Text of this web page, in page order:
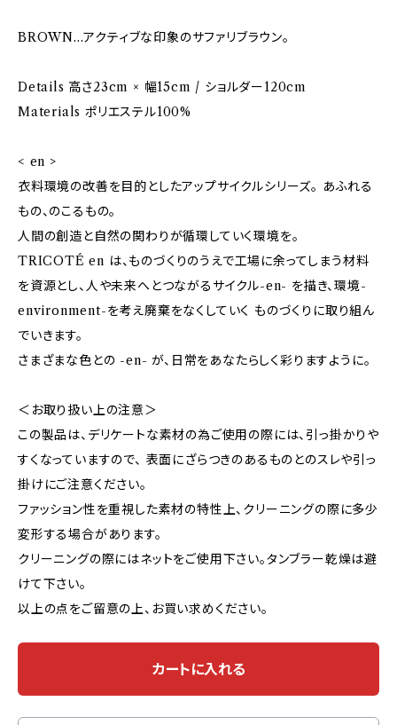
BROWN...アクティブな印象のサファリブラウン。
Details 高さ23cm × 幅15cm / ショルダー120cm
Materials ポリエステル100%
< en >
衣料環境の改善を目的としたアップサイクルシリーズ。 あふれる
もの、のこるもの。
人間の創造と自然の関わりが循環していく環境を。
TRICOTÉ en は、ものづくりのうえで工場に余ってしまう材料
を資源とし、人や未来へとつながるサイクル-en- を描き、環境-
environment-を考え廃棄をなくしていく ものづくりに取り組ん
でいきます。
さまざまな色との -en- が、日常をあなたらしく彩りますように。
＜お取り扱い上の注意＞
この製品は、デリケートな素材の為ご使用の際には、引っ掛かりや
すくなっていますので、 表面にざらつきのあるものとのスレや引っ
掛けにご注意ください。
ファッション性を重視した素材の特性上、クリーニングの際に多少
変形する場合があります。
クリーニングの際にはネットをご使用下さい。タンブラー乾燥は避
けて下さい。
以上の点をご留意の上、お買い求めください。
カートに入れる